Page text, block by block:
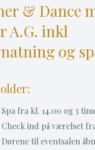
& Dance
A.G. inkl
og
Spa fra kl. 14.00 og 3
Check ind på værelset
Dørene til eventsalen